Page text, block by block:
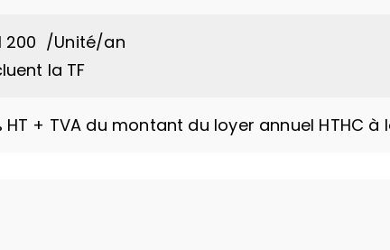
200  /Unité/an
la TF
HT + TVA du montant du loyer annuel HTHC